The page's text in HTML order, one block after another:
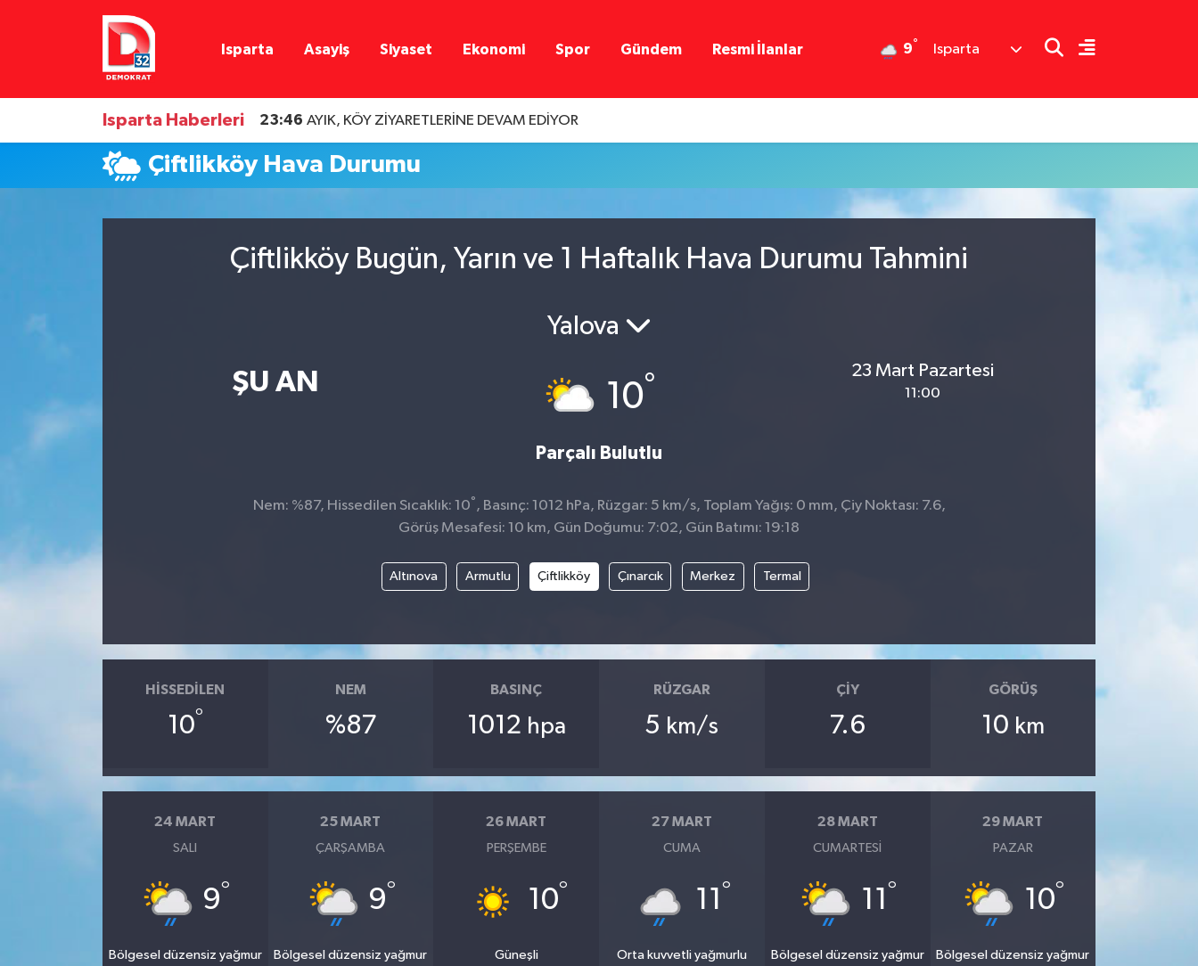
Isparta Asayiş Siyaset Ekonomi Spor Gündem Resmi İlanlar 9° Isparta
Isparta Haberleri 23:46 AYIK, KÖY ZİYARETLERİNE DEVAM EDİYOR
Çiftlikköy Hava Durumu
Çiftlikköy Bugün, Yarın ve 1 Haftalık Hava Durumu Tahmini
ŞU AN
Yalova
10°
Parçalı Bulutlu
23 Mart Pazartesi
11:00
Nem: %87, Hissedilen Sıcaklık: 10°, Basınç: 1012 hPa, Rüzgar: 5 km/s, Toplam Yağış: 0 mm, Çiy Noktası: 7.6,
Görüş Mesafesi: 10 km, Gün Doğumu: 7:02, Gün Batımı: 19:18
Altınova Armutlu Çiftlikköy Çınarcık Merkez Termal
HISSEDILEN
10°
NEM
%87
BASINÇ
1012 hpa
RÜZGAR
5 km/s
ÇIY
7.6
GÖRÜŞ
10 km
24 MART
SALI
9°
Bölgesel düzensiz yağmur
25 MART
ÇARŞAMBA
9°
Bölgesel düzensiz yağmur
26 MART
PERŞEMBE
10°
Güneşli
27 MART
CUMA
11 °
Orta kuvvetli yağmurlu
28 MART
CUMARTESI
11 °
Bölgesel düzensiz yağmur
29 MART
PAZAR
10°
Bölgesel düzensiz yağmur
Isparta Nöbetçi Eczaneler
Isparta Hava Durumu
Isparta Namaz Vakitleri
Süper Lig Puan Durumu ve Fikstür